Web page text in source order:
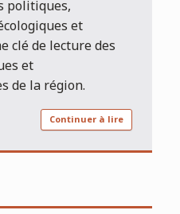
politiques,
et
clé de lecture des
et
de la région.
Continuer à lire